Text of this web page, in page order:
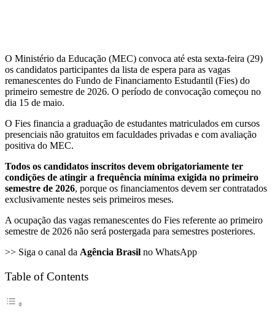
O Ministério da Educação (MEC) convoca até esta sexta-feira (29)
os candidatos participantes da lista de espera para as vagas
remanescentes do Fundo de Financiamento Estudantil (Fies) do
primeiro semestre de 2026. O período de convocação começou no
dia 15 de maio.
O Fies financia a graduação de estudantes matriculados em cursos
presenciais não gratuitos em faculdades privadas e com avaliação
positiva do MEC.
Todos os candidatos inscritos devem obrigatoriamente ter
condições de atingir a frequência mínima exigida no primeiro
semestre de 2026, porque os financiamentos devem ser contratados
exclusivamente nestes seis primeiros meses.
A ocupação das vagas remanescentes do Fies referente ao primeiro
semestre de 2026 não será postergada para semestres posteriores.
>> Siga o canal da Agência Brasil no WhatsApp
Table of Contents